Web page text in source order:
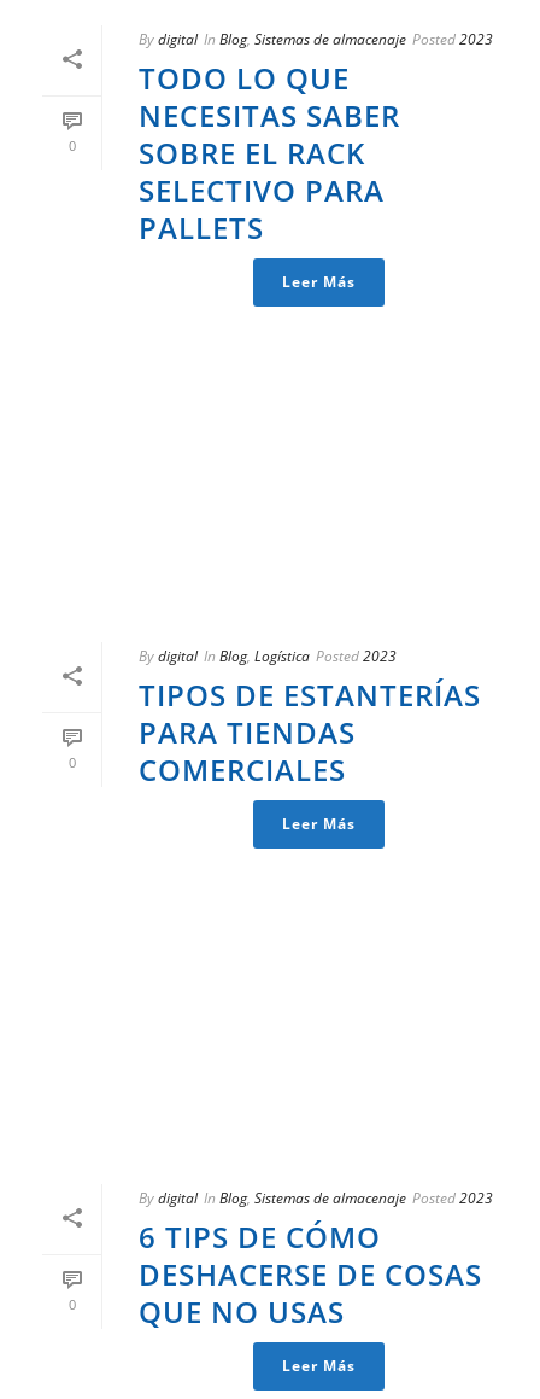
0
Bydigital In Blog, Sistemas de almacenaje Posted2023
TODO LO QUE
NECESITAS SABER
SOBRE EL RACK
SELECTIVO PARA
PALLETS
Leer Más
0
Bydigital In Blog, Logística Posted2023
TIPOS DE ESTANTERÍAS
PARA TIENDAS
COMERCIALES
Leer Más
0
Bydigital In Blog, Sistemas de almacenaje Posted2023
6 TIPS DE CÓMO
DESHACERSE DE COSAS
QUE NO USAS
Leer Más